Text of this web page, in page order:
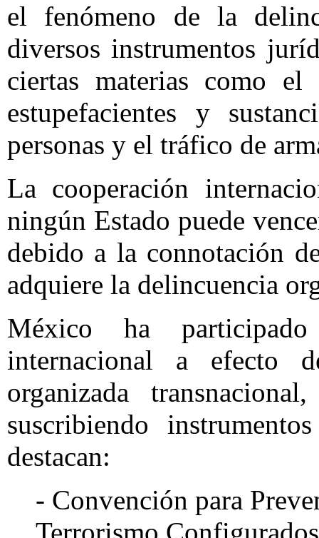
el fenómeno de la
diversos instrumentos
ciertas materias como
estupefacientes y
personas y el tráfico de
La cooperación
ningún Estado puede
debido a la connotación
adquiere la delincuencia
México ha
internacional a efecto
organizada
suscribiendo
destacan:
- Convención para